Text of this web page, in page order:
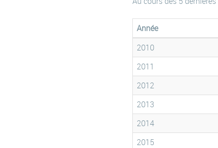
Année
2010
2011
2012
2013
2014
2015